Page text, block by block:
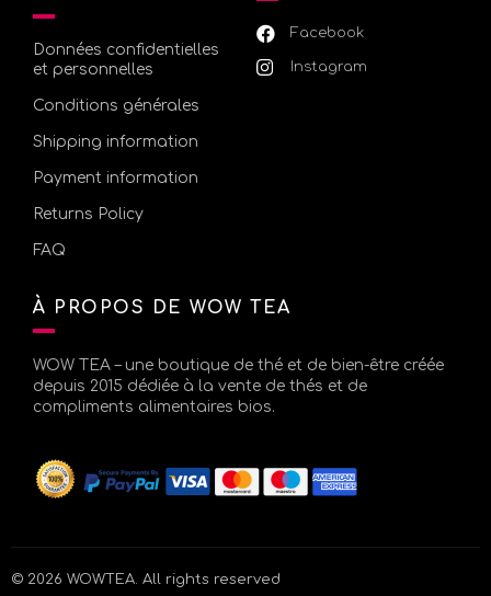
Données confidentielles
et personnelles
Conditions générales
Shipping information
Payment information
Returns Policy
FAQ
Facebook
Instagram
À PROPOS DE WOW TEA
WOW TEA – une boutique de thé et de bien-être créée
depuis 2015 dédiée à la vente de thés et de
compliments alimentaires bios.
© 2026 WOWTEA. All rights reserved